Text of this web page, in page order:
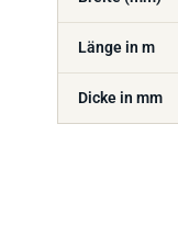
Länge in m
Dicke in mm